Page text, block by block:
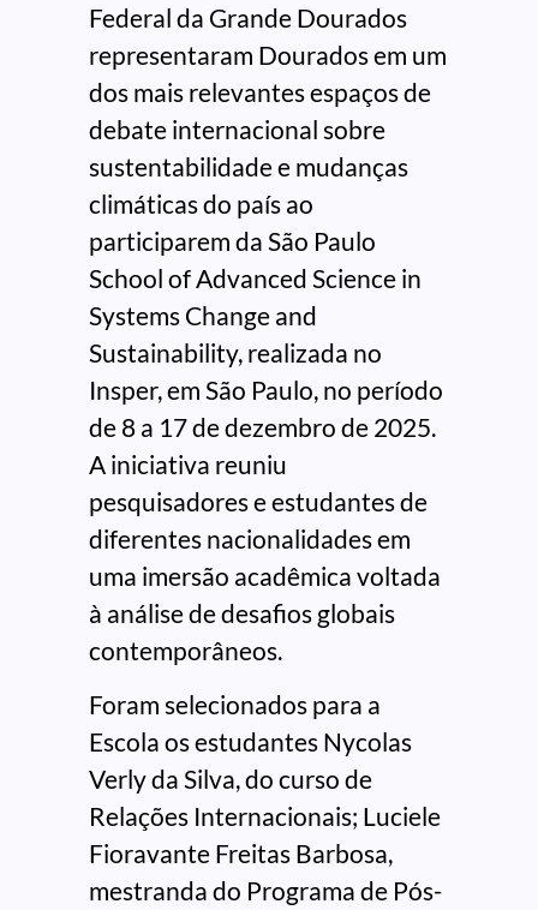
Federal da Grande Dourados
representaram Dourados em um
dos mais relevantes espaços de
debate internacional sobre
sustentabilidade e mudanças
climáticas do país ao
participarem da São Paulo
School of Advanced Science in
Systems Change and
Sustainability, realizada no
Insper, em São Paulo, no período
de 8 a 17 de dezembro de 2025.
A iniciativa reuniu
pesquisadores e estudantes de
diferentes nacionalidades em
uma imersão acadêmica voltada
à análise de desafios globais
contemporâneos.
Foram selecionados para a
Escola os estudantes Nycolas
Verly da Silva, do curso de
Relações Internacionais; Luciele
Fioravante Freitas Barbosa,
mestranda do Programa de Pós-